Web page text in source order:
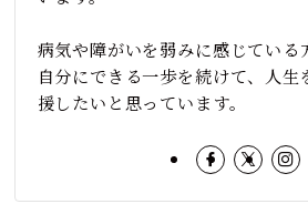
病気や障がいを弱みに感じている
自分にできる一歩を続けて、人生
援したいと思っています。